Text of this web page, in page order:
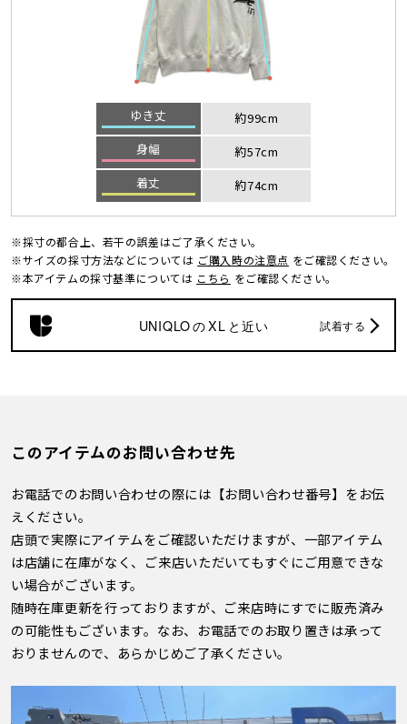
ゆき丈
約99cm
身幅
約57cm
着丈
約74cm
※採寸の都合上、若干の誤差はご了承ください。
※サイズの採寸方法などについては ご購入時の注意点 をご確認ください。
※本アイテムの採寸基準については こちら をご確認ください。
UNIQLOのXL と近い 試着する
このアイテムのお問い合わせ先
お電話でのお問い合わせの際には【お問い合わせ番号】をお伝
えください。
店頭で実際にアイテムをご確認いただけますが、一部アイテム
は店舗に在庫がなく、ご来店いただいてもすぐにご用意できな
い場合がございます。
随時在庫更新を行っておりますが、ご来店時にすでに販売済み
の可能性もございます。なお、お電話でのお取り置きは承って
おりませんので、あらかじめご了承ください。